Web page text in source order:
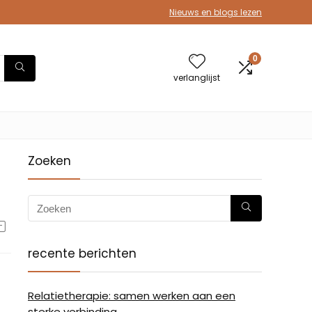
Nieuws en blogs lezen
verlanglijst
0
Zoeken
recente berichten
Relatietherapie: samen werken aan een